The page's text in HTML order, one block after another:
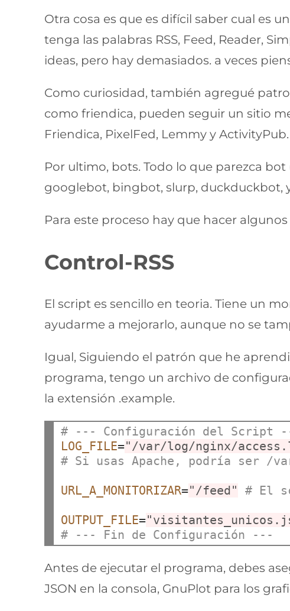
Otra cosa es que es difícil saber cual es
tenga las palabras RSS, Feed, Reader,
ideas, pero hay demasiados. a veces
Como curiosidad, también agregué
como friendica, pueden seguir un sitio
Friendica, PixelFed, Lemmy y ActivityPub.
Por ultimo, bots. Todo lo que parezca
googlebot, bingbot, slurp, duckduckbot,
Para este proceso hay que hacer
Control-RSS
El script es sencillo en teoria. Tiene un
ayudarme a mejorarlo, aunque no se
Igual, Siguiendo el patrón que he
programa, tengo un archivo de
la extensión .example.
# --- Configuración del Script
LOG_FILE="/var/log/nginx/
# Si usas Apache, podría ser /
URL_A_MONITORIZAR="/feed" # El
OUTPUT_FILE=
# --- Fin de Configuración ---
Antes de ejecutar el programa, debes
JSON en la consola, GnuPlot para los